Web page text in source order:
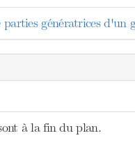
génératrices d'un
à la fin du plan.